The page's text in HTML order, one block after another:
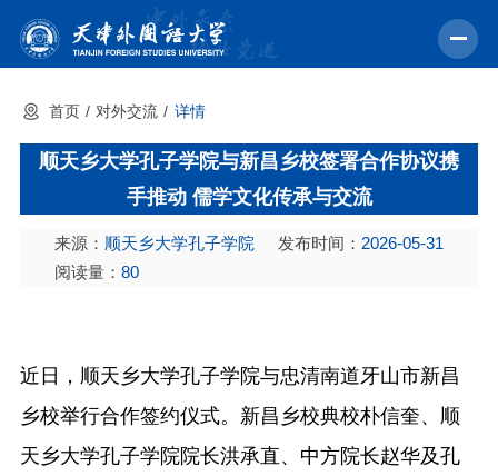
首页
学校概况
机构设置
教育教学
招生就业
首页 对外交流 详情
顺天乡大学孔子学院与新昌乡校签署合作协议携
手推动 儒学文化传承与交流
来源： 顺天乡大学孔子学院 发布时间： 2026-05-31
阅读量：80
近日，顺天乡大学孔子学院与忠清南道牙山市新昌
乡校举行合作签约仪式。新昌乡校典校朴信奎、顺
天乡大学孔子学院院长洪承直、中方院长赵华及孔